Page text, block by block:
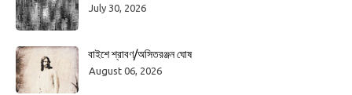
July 30, 2026
বাইশে শ্রাবণ/অসিতরঞ্জন ঘোষ
August 06, 2026